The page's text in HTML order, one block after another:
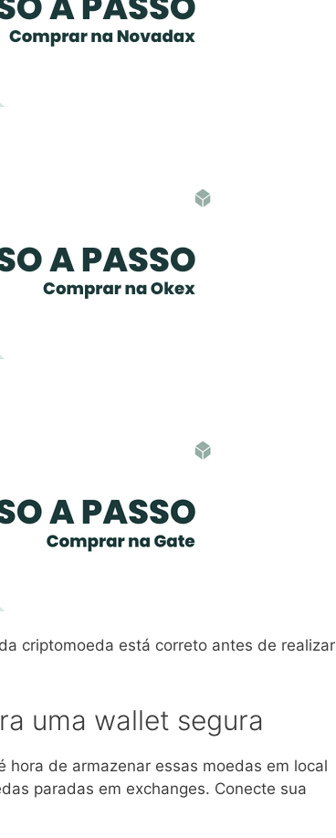
criptomoeda está correto antes de realizar
uma wallet segura
hora de armazenar essas moedas em local
paradas em exchanges. Conecte sua